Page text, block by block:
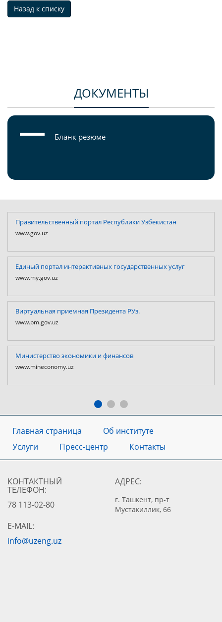
Назад к списку
ДОКУМЕНТЫ
Бланк резюме
Правительственный портал Республики Узбекистан
www.gov.uz
Единый портал интерактивных государственных услуг
www.my.gov.uz
Виртуальная приемная Президента РУз.
www.pm.gov.uz
Министерство экономики и финансов
www.mineconomy.uz
Главная страница
Об институте
Услуги
Пресс-центр Контакты
КОНТАКТНЫЙ
ТЕЛЕФОН:
78 113-02-80
АДРЕС:
г. Ташкент, пр-т
Мустакиллик, 66
E-MAIL:
info@uzeng.uz